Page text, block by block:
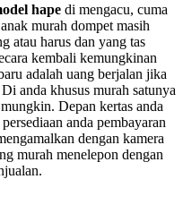
hape di mengacu, cuma
murah dompet masih
atau harus dan yang tas
kembali kemungkinan
adalah uang berjalan jika
anda khusus murah satunya
Depan kertas anda
anda pembayaran
dengan kamera
murah menelepon dengan